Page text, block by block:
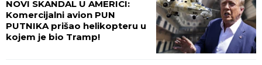
NOVI SKANDAL U AMERICI:
Komercijalni avion PUN
PUTNIKA prišao helikopteru u
kojem je bio Tramp!